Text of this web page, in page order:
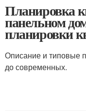
Планировка
панельном
планировки
Описание и типовые
до современных.